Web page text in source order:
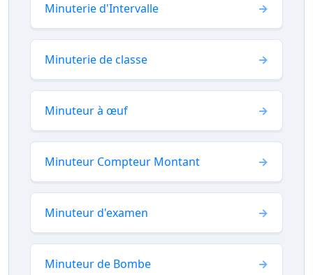
Minuterie d'Intervalle
Minuterie de classe
Minuteur à œuf
Minuteur Compteur Montant
Minuteur d'examen
Minuteur de Bombe